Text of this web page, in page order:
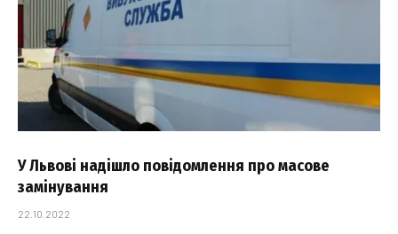
У Львові надішло повідомлення про масове
замінування
22.10.2022